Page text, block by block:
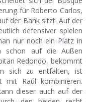
für Roberto Carlos,
der Bank sitzt. Auf der
defensiver spielen
nur noch ein Platz in
schon auf die Außen
Redondo, bekommt
sich zu entfalten, ist
mit Raúl kombinieren.
dieser auch auf der